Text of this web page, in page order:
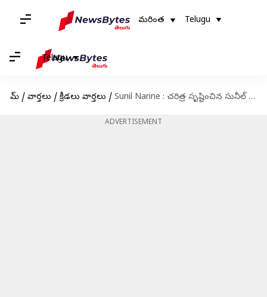
మరింత Telugu
Telugu
హోమ్ / వార్తలు / క్రీడలు వార్తలు / Sunil Narine : చరిత్ర సృష్టించిన సునీల్ నరైన్.. టీ20లో అరుదైన రికార్డు
ADVERTISEMENT